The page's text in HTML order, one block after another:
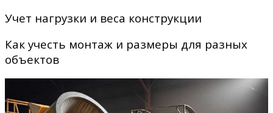
Учет нагрузки и веса конструкции
Как учесть монтаж и размеры для разных
объектов